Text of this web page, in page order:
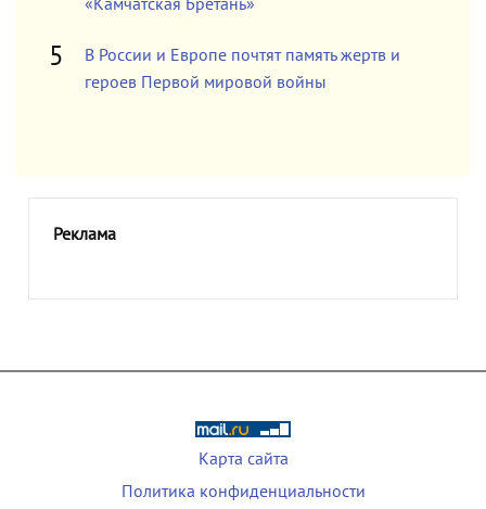
«Камчатская Бретань»
В России и Европе почтят память жертв и
героев Первой мировой войны
Реклама
Карта сайта
Политика конфиденциальности